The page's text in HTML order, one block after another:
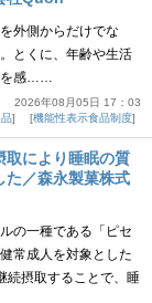
外側からだけでな
とくに、年齢や生活
を感……
2026年08月05日 17：03
機能性表示食品制度
取により睡眠の質
た／森永製菓株式
の一種である「ピセ
常成人を対象とした
続摂取することで、睡